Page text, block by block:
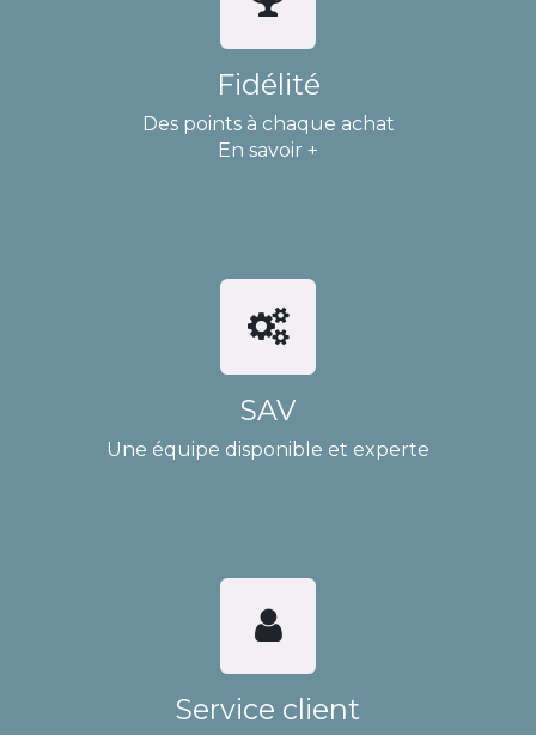
Fidélité
Des points à chaque achat
En savoir +
SAV
Une équipe disponible et experte
Service client